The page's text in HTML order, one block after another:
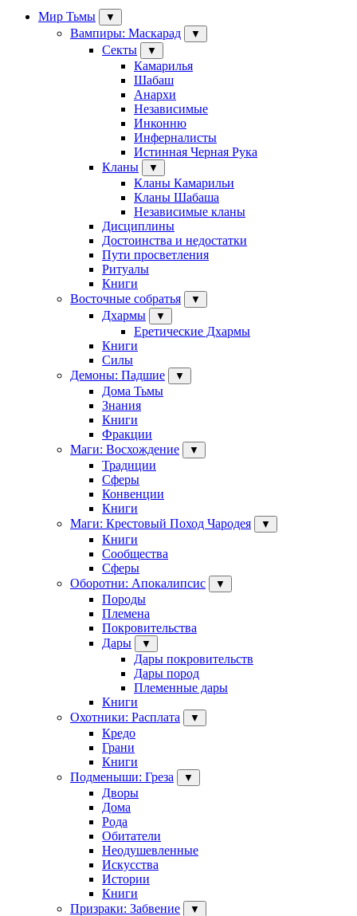
Мир Тьмы ▼
Вампиры: Маскарад ▼
Секты ▼
Камарилья
Шабаш
Анархи
Независимые
Инконню
Инферналисты
Истинная Черная Рука
Кланы
▼
Кланы Камарильи
Кланы Шабаша
Независимые кланы
Дисциплины
Достоинства и недостатки
Пути просветления
Ритуалы
Книги
Восточные собратья
▼
Дхармы ▼
Еретические Дхармы
Книги
Силы
Демоны: Падшие
▼
Дома Тьмы
Знания
Книги
Фракции
Маги: Восхождение
▼
Традиции
Сферы
Конвенции
Книги
Маги: Крестовый Поход Чародея
▼
Книги
Сообщества
Сферы
Оборотни: Апокалипсис
▼
Породы
Племена
Покровительства
Дары
▼
Дары покровительств
Дары пород
Племенные дары
Книги
Охотники: Расплата
▼
Кредо
Грани
Книги
Подменыши: Греза
▼
Дворы
Дома
Рода
Обитатели
Неодушевленные
Искусства
Истории
Книги
Призраки: Забвение
▼